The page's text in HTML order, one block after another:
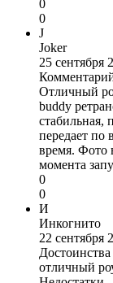
0
0
J
Joker
25 сентября
Отличный
buddy
стабильная,
передает по
время. Фото
момента
0
0
И
Инкогнито
22 сентября
Достоинства
отличный